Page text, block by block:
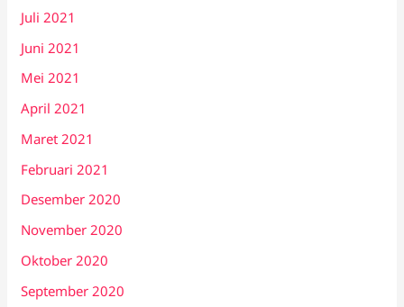
Juli 2021
Juni 2021
Mei 2021
April 2021
Maret 2021
Februari 2021
Desember 2020
November 2020
Oktober 2020
September 2020